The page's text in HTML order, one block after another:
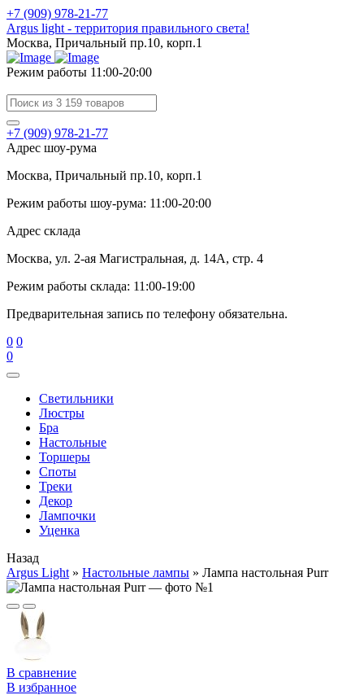
+7 (909) 978-21-77
Argus light - территория правильного света!
Москва, Причальный пр.10, корп.1
Режим работы 11:00-20:00
+7 (909) 978-21-77
Адрес шоу-рума
Москва, Причальный пр.10, корп.1
Режим работы шоу-рума: 11:00-20:00
Адрес склада
Москва, ул. 2-ая Магистральная, д. 14А, стр. 4
Режим работы склада: 11:00-19:00
Предварительная запись по телефону обязательна.
0 0
0
Cветильники
Люстры
Бра
Настольные
Торшеры
Споты
Треки
Декор
Лампочки
Уценка
Назад
Argus Light » Настольные лампы » Лампа настольная Purr
В сравнение
В избранное